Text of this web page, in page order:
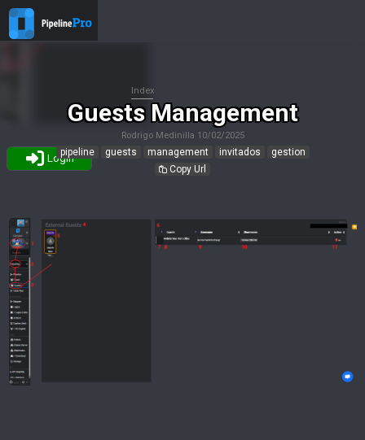
Login
Guests Management
Rodrigo Medinilla 10/02/2025
pipeline guests management invitados
gestion
Copy Url
Index